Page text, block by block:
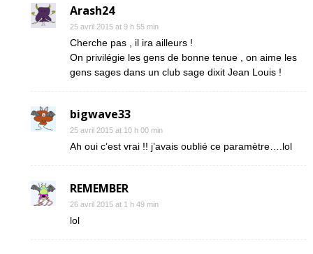
Arash24
25 avril 2015 at 9 h 55 min
Cherche pas , il ira ailleurs !
On privilégie les gens de bonne tenue , on aime les
gens sages dans un club sage dixit Jean Louis !
bigwave33
25 avril 2015 at 10 h 00 min
Ah oui c’est vrai !! j’avais oublié ce paramètre….lol
REMEMBER
26 avril 2015 at 1 h 49 min
lol